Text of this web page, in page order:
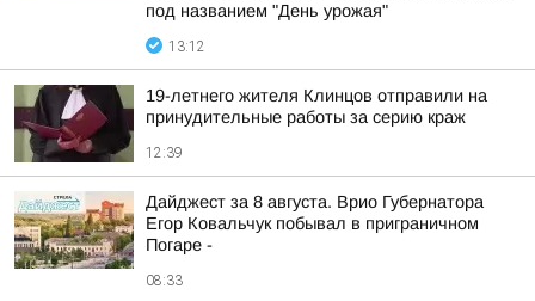
под названием "День урожая"
13:12
19-летнего жителя Клинцов отправили на
принудительные работы за серию краж
12:39
Дайджест за 8 августа. Врио Губернатора
Егор Ковальчук побывал в приграничном
Погаре -
08:33